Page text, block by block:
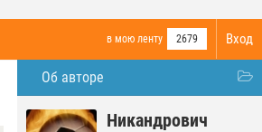
Вход
в мою ленту 2679
Об авторе
Никандрович